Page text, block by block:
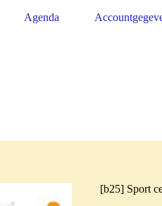
Agenda
[b25] Sport